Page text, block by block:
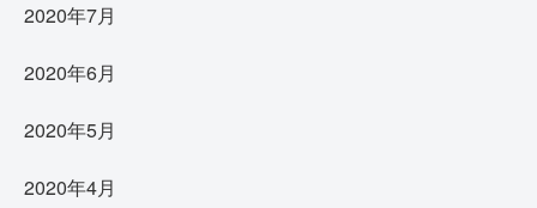
2020年7月
2020年6月
2020年5月
2020年4月